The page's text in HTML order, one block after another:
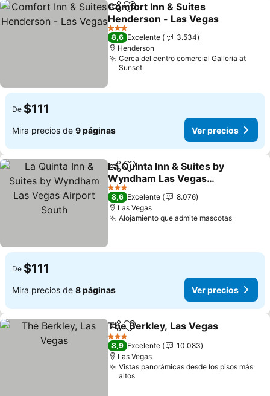
CompartirAgregar a favoritos
Comfort Inn & Suites
Henderson - Las Vegas
Ver precios
3 Estrellas
8,6 Excelente
3.534
Henderson
Cerca del centro comercial Galleria at
Sunset
De $111
Mira precios de 9 páginas Ver precios
CompartirAgregar a favoritos
La Quinta Inn & Suites by
Wyndham Las Vegas
Airport South
Ver precios
3 Estrellas
8,6 Excelente
8.076
Las Vegas
Alojamiento que admite mascotasVer
De $111
Mira precios de 8 páginas Ver precios
Compartir
Agregar a favoritos
The Berkley, Las Vegas
3 Estrellas
8,9 Excelente
10.083
Las Vegas
Vistas panorámicas desde los pisos más
altos